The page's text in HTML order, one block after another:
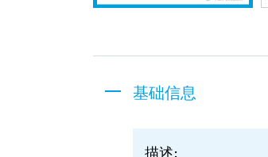
基础信息
描述: